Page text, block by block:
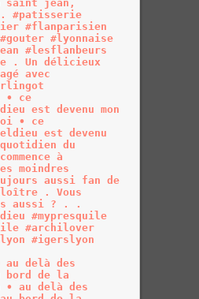
• ce
est devenu mon
delà des
bord de la